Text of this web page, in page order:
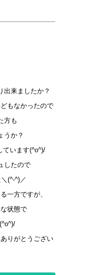
出来ましたか？
もなかったので
方も
うか？
ています(^o^)/
したので
(^-^)／
一方ですが、
状態で
りがとうござい